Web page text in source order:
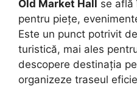
Old Market Hall se află
pentru piețe,
Este un punct potrivit
turistică, mai ales
descopere destinația
organizeze traseul